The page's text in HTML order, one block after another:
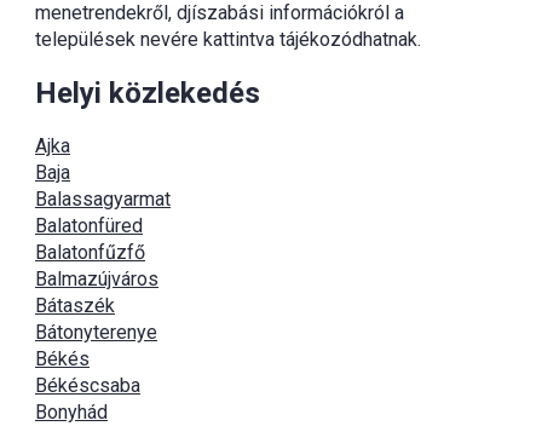
menetrendekről, djíszabási információkról a
települések nevére kattintva tájékozódhatnak.
Helyi közlekedés
Ajka
Baja
Balassagyarmat
Balatonfüred
Balatonfűzfő
Balmazújváros
Bátaszék
Bátonyterenye
Békés
Békéscsaba
Bonyhád